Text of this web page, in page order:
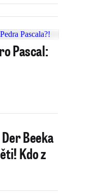
Pascal:
Beeka
Kdo z